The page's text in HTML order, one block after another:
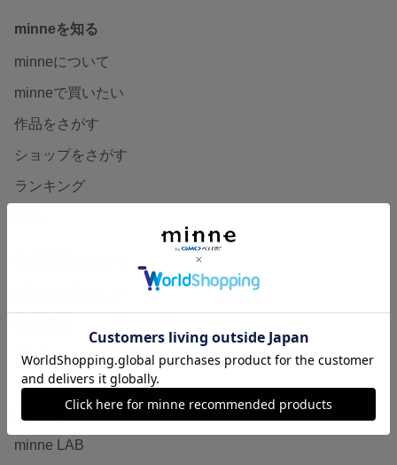
minneを知る
minneについて
minneで買いたい
作品をさがす
ショップをさがす
ランキング
ヴィンテージ販売
ダウンロード販売
minne PLUS
minne LAB